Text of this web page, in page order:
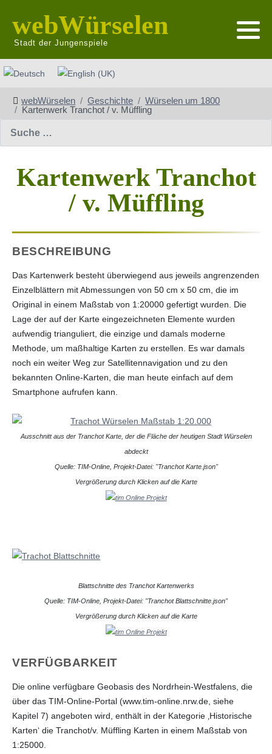
webWürselen
Stadt der Jungenspiele
Sprache auswählen
webWürselen Geschichte
Würselen um 1800
Kartenwerk Tranchot / v. Müffling
Kartenwerk Tranchot
/ v. Müffling
BESCHREIBUNG
Das Kartenwerk besteht überwiegend aus jeweils angrenzenden
Einzelblättern mit Abmessungen von 50 cm x 50 cm, die im
Original in einem Maßstab von 1:20000 gefertigt wurden. Die
Lage der auf der Karte eingezeichneten Elemente wurden
aufwendig trianguliert, die einzige und damals moderne
Methode, um maßhaltige Karten zu erstellen. Es war damals
noch ein weiter Weg zur Satellitennavigation und zu den
bekannten Online-Karten, die man heute einfach auf dem
Smartphone aufrufen kann.
Ausschnitt aus der Tranchot Karte, der die Fläche der heutigen Stadt Würselen
abdeckt
Quelle: TIM-Online, Projekt-Datei: "Tranchot Karte.json"
Vergrößerung durch Klicken auf die Karte
Blattschnitte des Tranchot Kartenwerks
Quelle: TIM-Online, Projekt-Datei: "Tranchot Blattschnitte.json"
Vergrößerung durch Klicken auf die Karte
VERFÜGBARKEIT
Die online verfügbare Geobasis des Nordrhein-Westfalens, die
über das TIM-Online-Portal (www.tim-online.nrw.de, siehe
Kapitel 7) angeboten wird, enthält in der Kategorie ‚Historische
Karten‘ die Tranchot/v. Müffling Karten in einem Maßstab von
1:25000.